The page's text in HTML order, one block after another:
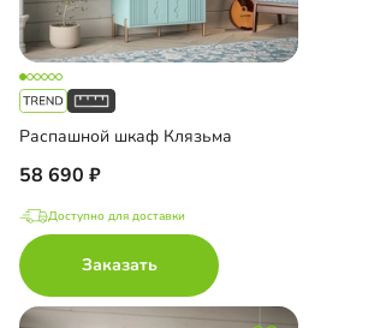
Распашной шкаф Клязьма
58 690
Доступно для доставки
Заказать